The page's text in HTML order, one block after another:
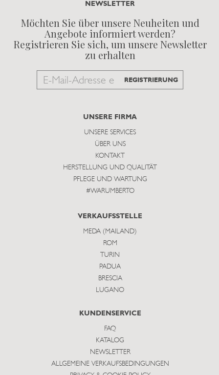
NEWSLETTER
Möchten Sie über unsere Neuheiten und
Angebote informiert werden?
Registrieren Sie sich, um unsere Newsletter
zu erhalten
Email
subscribe
REGISTRIERUNG
UNSERE FIRMA
UNSERE SERVICES
ÜBER UNS
KONTAKT
HERSTELLUNG UND QUALITÄT
PFLEGE UND WARTUNG
#WARUMBERTO
VERKAUFSSTELLE
MEDA (MAILAND)
ROM
TURIN
PADUA
BRESCIA
LUGANO
KUNDENSERVICE
FAQ
KATALOG
NEWSLETTER
ALLGEMEINE VERKAUFSBEDINGUNGEN